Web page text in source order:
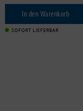
In den Warenkorb
SOFORT LIEFERBAR